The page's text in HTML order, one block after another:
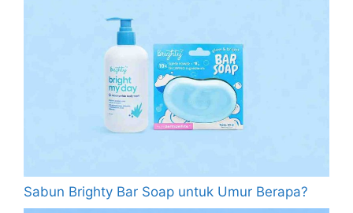
Sabun Brighty Bar Soap untuk Umur Berapa?